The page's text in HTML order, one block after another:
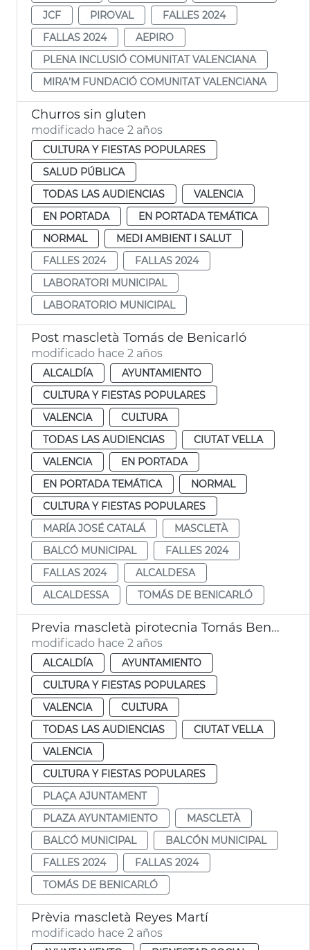
JCF
PIROVAL
FALLES 2024
FALLAS 2024
AEPIRO
PLENA INCLUSIÓ COMUNITAT VALENCIANA
MIRA’M FUNDACIÓ COMUNITAT VALENCIANA
Churros sin gluten
modificado hace 2 años
CULTURA Y FIESTAS POPULARES
SALUD PÚBLICA
TODAS LAS AUDIENCIAS
VALENCIA
EN PORTADA
EN PORTADA TEMÁTICA
NORMAL
MEDI AMBIENT I SALUT
FALLES 2024
FALLAS 2024
LABORATORI MUNICIPAL
LABORATORIO MUNICIPAL
Post mascletà Tomás de Benicarló
modificado hace 2 años
ALCALDÍA
AYUNTAMIENTO
CULTURA Y FIESTAS POPULARES
VALENCIA
CULTURA
TODAS LAS AUDIENCIAS
CIUTAT VELLA
VALENCIA
EN PORTADA
EN PORTADA TEMÁTICA
NORMAL
CULTURA Y FIESTAS POPULARES
MARÍA JOSÉ CATALÁ
MASCLETÀ
BALCÓ MUNICIPAL
FALLES 2024
FALLAS 2024
ALCALDESA
ALCALDESSA
TOMÁS DE BENICARLÓ
Previa mascletà pirotecnia Tomás Benicarló
modificado hace 2 años
ALCALDÍA
AYUNTAMIENTO
CULTURA Y FIESTAS POPULARES
VALENCIA
CULTURA
TODAS LAS AUDIENCIAS
CIUTAT VELLA
VALENCIA
CULTURA Y FIESTAS POPULARES
PLAÇA AJUNTAMENT
PLAZA AYUNTAMIENTO
MASCLETÀ
BALCÓ MUNICIPAL
BALCÓN MUNICIPAL
FALLES 2024
FALLAS 2024
TOMÁS DE BENICARLÓ
Prèvia mascletà Reyes Martí
modificado hace 2 años